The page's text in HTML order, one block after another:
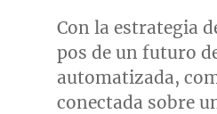
Con la estrategia
pos de un futuro
automatizada,
conectada sobre